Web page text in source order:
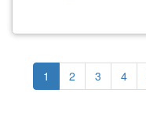
Pagination
Current
page
1 Page
2 Page
3 Page
4